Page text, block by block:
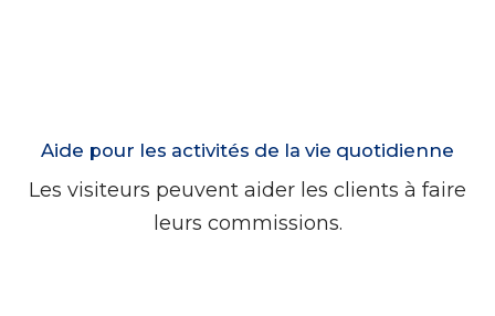
Aide pour les activités de la vie quotidienne
Les visiteurs peuvent aider les clients à faire
leurs commissions.